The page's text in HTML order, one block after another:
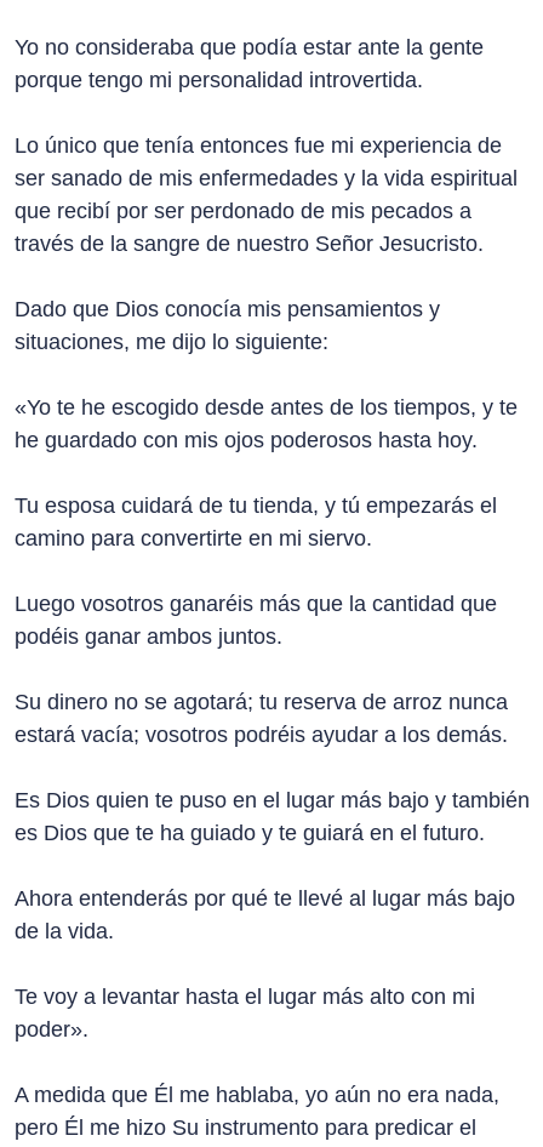
Yo no consideraba que podía estar ante la gente
porque tengo mi personalidad introvertida.
Lo único que tenía entonces fue mi experiencia de
ser sanado de mis enfermedades y la vida espiritual
que recibí por ser perdonado de mis pecados a
través de la sangre de nuestro Señor Jesucristo.
Dado que Dios conocía mis pensamientos y
situaciones, me dijo lo siguiente:
«Yo te he escogido desde antes de los tiempos, y te
he guardado con mis ojos poderosos hasta hoy.
Tu esposa cuidará de tu tienda, y tú empezarás el
camino para convertirte en mi siervo.
Luego vosotros ganaréis más que la cantidad que
podéis ganar ambos juntos.
Su dinero no se agotará; tu reserva de arroz nunca
estará vacía; vosotros podréis ayudar a los demás.
Es Dios quien te puso en el lugar más bajo y también
es Dios que te ha guiado y te guiará en el futuro.
Ahora entenderás por qué te llevé al lugar más bajo
de la vida.
Te voy a levantar hasta el lugar más alto con mi
poder».
A medida que Él me hablaba, yo aún no era nada,
pero Él me hizo Su instrumento para predicar el